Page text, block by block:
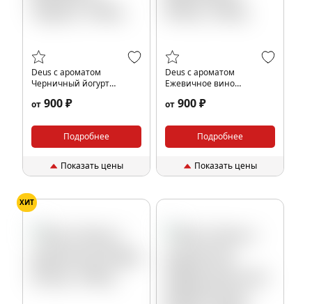
Deus с ароматом
Черничный йогурт
от 900 ₽
Подробнее
Показать цены
Deus с ароматом
Ежевичное вино
от 900 ₽
Подробнее
Показать цены
ХИТ